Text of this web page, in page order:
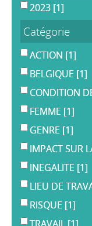
2023 [1]
Catégorie
ACTION [1]
BELGIQUE [1]
CONDITION
FEMME [1]
GENRE [1]
IMPACT SUR
INEGALITE [1]
LIEU DE
RISQUE [1]
TRAVAIL [1]